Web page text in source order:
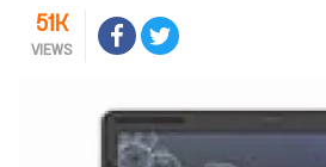
51K
VIEWS